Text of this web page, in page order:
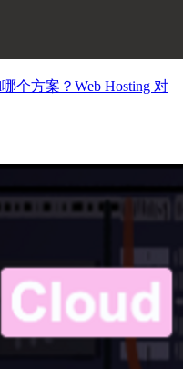
个方案？Web Hosting 对